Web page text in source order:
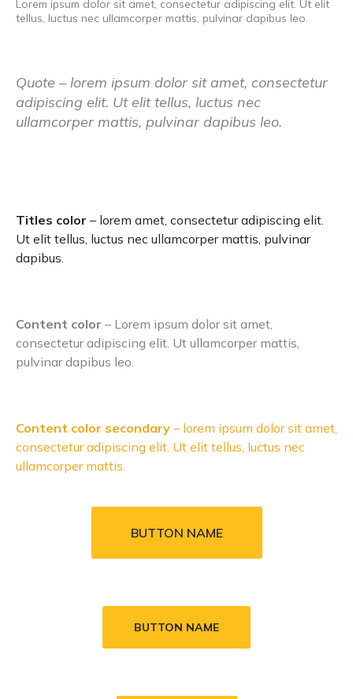
Lorem ipsum dolor sit amet, consectetur adipiscing elit. Ut elit
tellus, luctus nec ullamcorper mattis, pulvinar dapibus leo.
Quote – lorem ipsum dolor sit amet, consectetur
adipiscing elit. Ut elit tellus, luctus nec
ullamcorper mattis, pulvinar dapibus leo.
Titles color – lorem amet, consectetur adipiscing elit.
Ut elit tellus, luctus nec ullamcorper mattis, pulvinar
dapibus.
Content color – Lorem ipsum dolor sit amet,
consectetur adipiscing elit. Ut ullamcorper mattis,
pulvinar dapibus leo.
Content color secondary – lorem ipsum dolor sit amet,
consectetur adipiscing elit. Ut elit tellus, luctus nec
ullamcorper mattis.
BUTTON NAME
BUTTON NAME